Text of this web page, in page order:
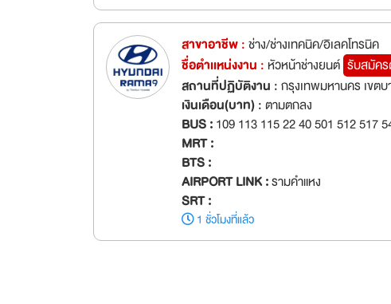
สาขาอาชีพ :ช่าง/ช่างเทคนิค/อิเลคโทรนิค
ชื่อตำเเหน่งงาน :หัวหน้าช่างยนต์ รับสมัค
สถานที่ปฏิบัติงาน :กรุงเทพมหานคร เขตบ
เงินเดือน(บาท) :ตามตกลง
BUS :109 113 115 22 40 501 512 517
MRT :
BTS :
AIRPORT LINK :รามคำแหง
SRT :
1 ชั่วโมงที่แล้ว